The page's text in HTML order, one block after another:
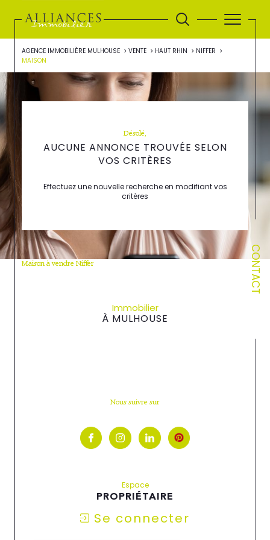
CONTACT
AGENCE IMMOBILIÈRE MULHOUSE VENTE HAUT RHIN
NIFFER
MAISON
Désolé,
AUCUNE ANNONCE TROUVÉE SELON
VOS CRITÈRES
Effectuez une nouvelle recherche en modifiant vos
critères
Maison à vendre Niffer
Immobilier
À MULHOUSE
Nous suivre sur
Espace
PROPRIÉTAIRE
Se connecter